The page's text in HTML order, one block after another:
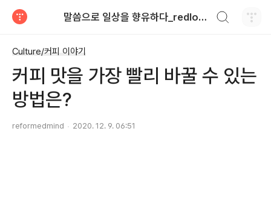
말씀으로 일상을 향유하다_redlongstone
Culture/커피 이야기
커피 맛을 가장 빨리 바꿀 수 있는
방법은?
reformedmind 2020. 12. 9. 06:51